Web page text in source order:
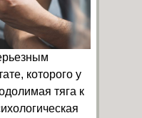
которого у
тяга к